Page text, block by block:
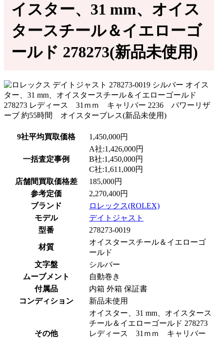
イスター、31 mm、オイス
タースチール＆イエローゴ
ールド 278273(新品未使用)
9社平均買取価格 1,450,000円
一括査定事例
A社:1,426,000円
B社:1,450,000円
C社:1,611,000円
店舗間買取価格差
185,000円
参考定価
2,270,400円
ブランド
ロレックス(ROLEX)
モデル
デイトジャスト
型番
278273-0019
材質
オイスタースチール＆イエローゴ
ールド
文字盤
シルバー
ムーブメント
自動巻き
付属品
内箱 外箱 保証書
コンディション
新品未使用
その他
オイスター、31 mm、オイスタース
チール＆イエローゴールド 278273
レディース 31ｍｍ キャリバー